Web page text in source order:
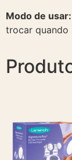
Modo de usar:
trocar quando